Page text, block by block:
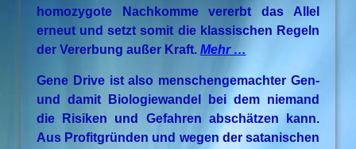
homozygote Nachkomme vererbt das Allel
erneut und setzt somit die klassischen Regeln
der Vererbung außer Kraft. Mehr …
Gene Drive ist also menschengemachter Gen-
und damit Biologiewandel bei dem niemand
die Risiken und Gefahren abschätzen kann.
Aus Profitgründen und wegen der satanischen